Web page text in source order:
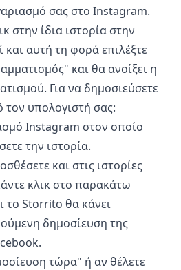
σας στο Instagram.
στην ίδια ιστορία στην
και αυτή τη φορά επιλέξτε
και θα ανοίξει η
Για να δημοσιεύσετε
τον υπολογιστή σας:
Instagram στον οποίο
την ιστορία.
και στις ιστορίες
κλικ στο παρακάτω
το Storrito θα κάνει
δημοσίευση της
τώρα" ή αν θέλετε